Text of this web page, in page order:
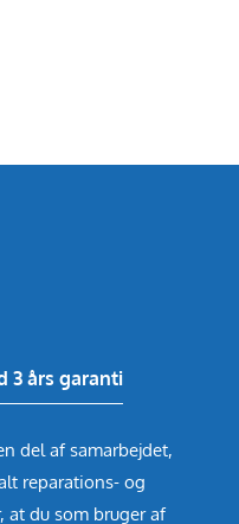
3 års garanti
del af samarbejdet,
reparations- og
at du som bruger af